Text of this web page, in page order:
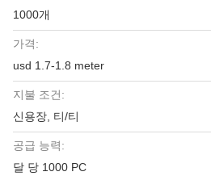
1000개
가격:
usd 1.7-1.8 meter
지불 조건:
신용장, 티/티
공급 능력:
달 당 1000 PC